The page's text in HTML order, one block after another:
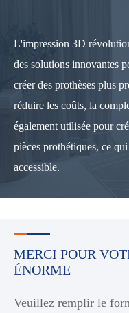
L'impression 3D
des solutions innovantes
créer des prothèses plus
réduire les coûts, la
également utilisée pour
pièces prothétiques, ce
accessible.
MERCI POUR
ÉNORME
Veuillez remplir le